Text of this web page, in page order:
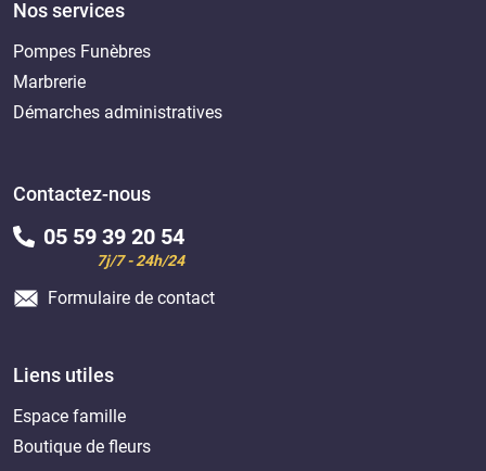
Nos services
Pompes Funèbres
Marbrerie
Démarches administratives
Contactez-nous
05 59 39 20 54
7j/7 - 24h/24
Formulaire de contact
Liens utiles
Espace famille
Boutique de fleurs